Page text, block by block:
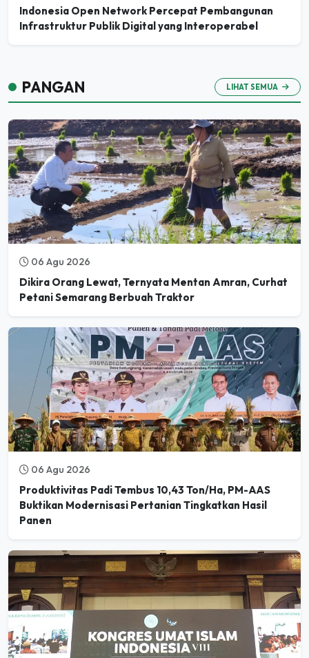
Indonesia Open Network Percepat Pembangunan
Infrastruktur Publik Digital yang Interoperabel
PANGAN LIHAT SEMUA
06 Agu 2026
Dikira Orang Lewat, Ternyata Mentan Amran, Curhat
Petani Semarang Berbuah Traktor
06 Agu 2026
Produktivitas Padi Tembus 10,43 Ton/Ha, PM-AAS
Buktikan Modernisasi Pertanian Tingkatkan Hasil
Panen